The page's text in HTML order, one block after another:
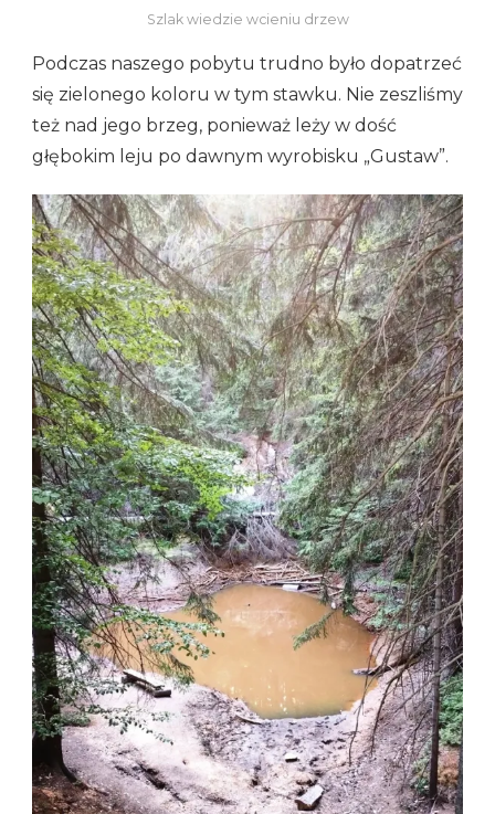
Szlak wiedzie wcieniu drzew
Podczas naszego pobytu trudno było dopatrzeć
się zielonego koloru w tym stawku. Nie zeszliśmy
też nad jego brzeg, ponieważ leży w dość
głębokim leju po dawnym wyrobisku „Gustaw”.